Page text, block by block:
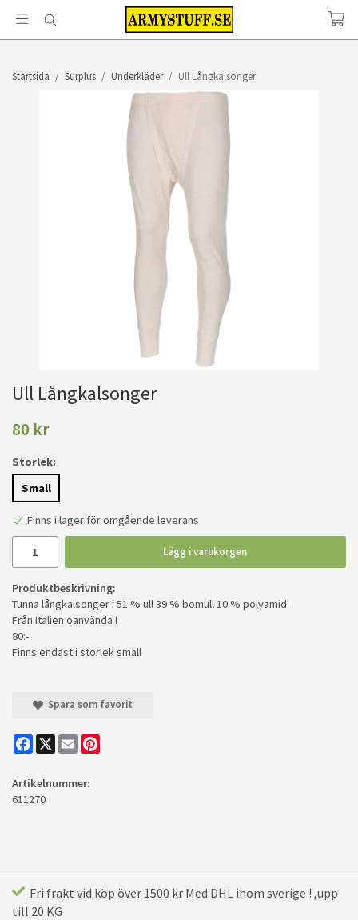
Startsida / Surplus / Underkläder / Ull Långkalsonger
Ull Långkalsonger
80 kr
Storlek:
Small
Finns i lager för omgående leverans
Lägg i varukorgen
Produktbeskrivning:
Tunna långkalsonger i 51 % ull 39 % bomull 10 % polyamid.
Från Italien oanvända !
80:-
Finns endast i storlek small
Spara som favorit
Facebook
X Email
Artikelnummer:
611270
Fri frakt vid köp över 1500 kr Med DHL inom sverige ! ,upp
till 20 KG